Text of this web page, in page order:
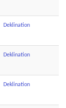
Deklination
Deklination
Deklination